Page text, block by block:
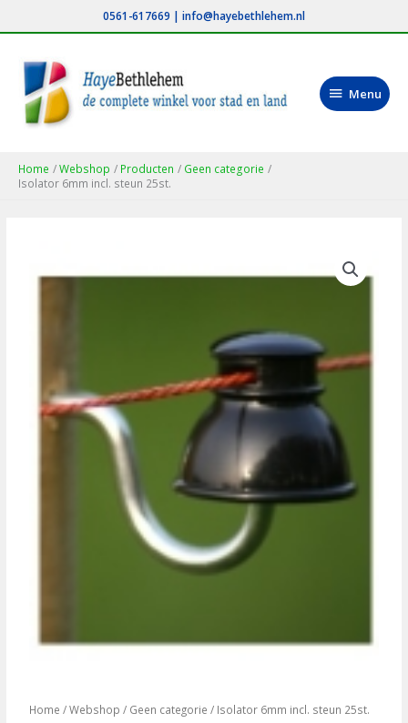
naar
inhoud
0561-617669 | info@hayebethlehem.nl
Menu
Menu
Home Webshop Producten
Geen categorie
Isolator 6mm incl. steun 25st.
Home /Webshop / Geen categorie / Isolator 6mm incl. steun 25st.